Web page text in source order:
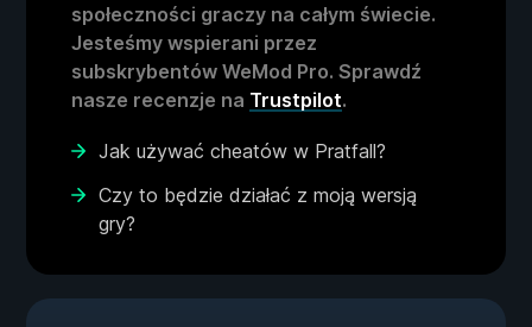
społeczności graczy na całym świecie.
Jesteśmy wspierani przez
subskrybentów WeMod Pro. Sprawdź
nasze recenzje na Trustpilot.
Jak używać cheatów w Pratfall?
Czy to będzie działać z moją wersją
gry?